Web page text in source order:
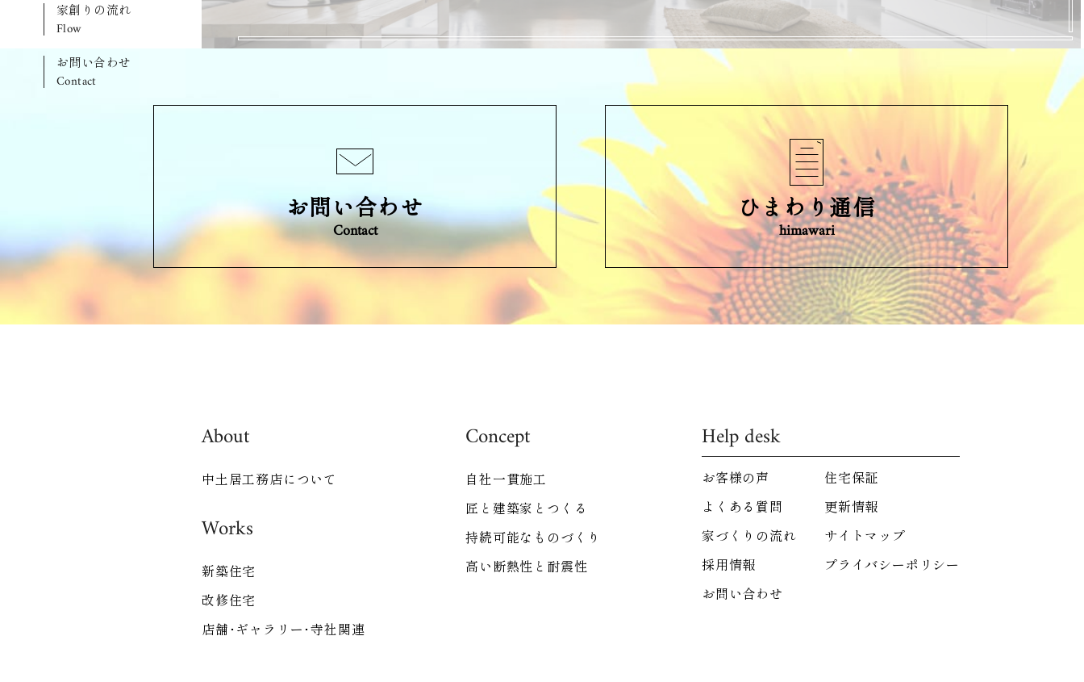
家創りの流れ
Flow
お問い合わせ
Contact
お問い合わせ
Contact
ひまわり通信
himawari
About
中土居工務店について
Works
新築住宅
改修住宅
店舗･ギャラリー･寺社関連
Concept
自社一貫施工
匠と建築家とつくる
持続可能なものづくり
高い断熱性と耐震性
Help desk
お客様の声
よくある質問
家づくりの流れ
採用情報
お問い合わせ
住宅保証
更新情報
サイトマップ
プライバシーポリシー